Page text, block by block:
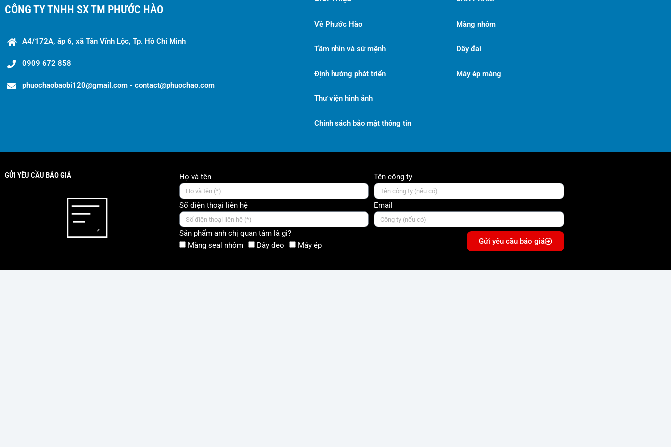
CÔNG TY TNHH SX TM PHƯỚC HÀO
A4/172A, ấp 6, xã Tân Vĩnh Lộc, Tp. Hồ Chí Minh
0909 672 858
phuochaobaobi120@gmail.com - contact@phuochao.com
Về Phước Hào
Tầm nhìn và sứ mệnh
Định hướng phát triển
Thư viện hình ảnh
Chính sách bảo mật thông tin
Màng nhôm
Dây đai
Máy ép màng
GỬI YÊU CẦU BÁO GIÁ Họ và tên Tên công ty
Số điện thoại liên hệ Email
Sản phẩm anh chị quan tâm là gì?
Màng seal nhôm
Dây đeo Máy ép Gửi yêu cầu báo giá